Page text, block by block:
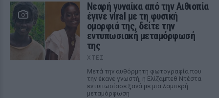
Νεαρή γυναίκα από την Αιθιοπία
έγινε viral με τη φυσική
ομορφιά της, δείτε την
εντυπωσιακή μεταμόρφωσή
της
ΧΤΕΣ
Μετά την αυθόρμητη φωτογραφία που
την έκανε γνωστή, η Ελίζαμπεθ Ντέστα
εντυπωσίασε ξανά με μια λαμπερή
μεταμόρφωση